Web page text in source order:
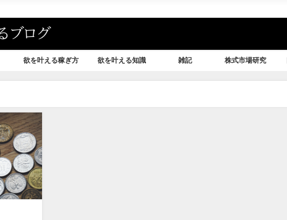
欲を叶える稼ぎ方 欲を叶える知識 雑記 株式市場研究